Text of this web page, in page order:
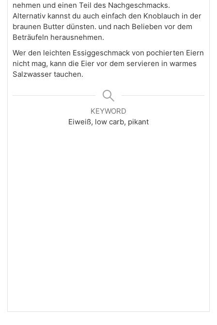
nehmen und einen Teil des Nachgeschmacks.
Alternativ kannst du auch einfach den Knoblauch in der
braunen Butter dünsten. und nach Belieben vor dem
Beträufeln herausnehmen.
Wer den leichten Essiggeschmack von pochierten Eiern
nicht mag, kann die Eier vor dem servieren in warmes
Salzwasser tauchen.
KEYWORD
Eiweiß, low carb, pikant